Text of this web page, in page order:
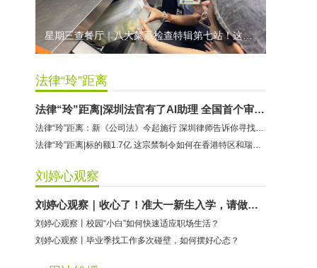
2021年深圳市消费投诉分析报告出炉 教育培训投诉量增长
星期三查餐厅｜八大菜系检查特辑第七站！这家米其林一星人气闽菜餐厅后厨干净吗？
法律“玲”距离
法律“玲”距离|深圳法官有了AI助理 全国首个审判大模型到底长啥样
刘婷心观察
刘婷心观察｜收心了！准大一新生入学，请做好这些准备
刘婷心观察丨校园“小白”如何快速适应职场生活？
刘婷心观察丨毕业季找工作多次碰壁，如何摆好心态？